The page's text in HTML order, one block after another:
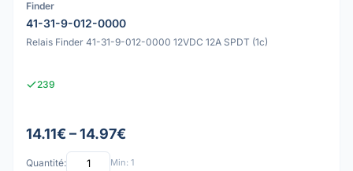
Finder
41-31-9-012-0000
Relais Finder 41-31-9-012-0000 12VDC 12A SPDT (1c)
239
14.11€ – 14.97€
Quantité: Min: 1